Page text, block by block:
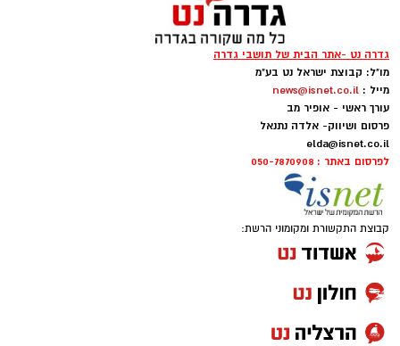
גדרה נט -אתר הבית של תושבי גדרה
מו"ל: קבוצת ישראל נט בע"מ
מייל : news@isnet.co.il
עורך ראשי - אופיר מב
פרסום ושיווק- אלדה נתנאל
elda@isnet.co.il
לפרסום באתר : 050-7870908
קבוצת התקשורת ומקומוני הרשת: